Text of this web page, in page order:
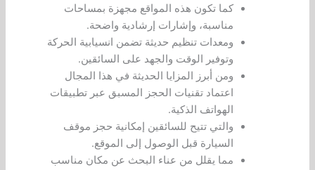
كما تكون هذه المواقع مجهزة بمساحات
مناسبة، وإشارات إرشادية واضحة.
ومعدات تنظيم حديثة تضمن انسيابية الحركة
وتوفير الوقت والجهد على السائقين.
ومن أبرز المزايا الحديثة في هذا المجال
اعتماد تقنيات الحجز المسبق عبر تطبيقات
الهواتف الذكية.
والتي تتيح للسائقين إمكانية حجز موقف
السيارة قبل الوصول إلى الموقع.
مما يقلل من عناء البحث عن مكان مناسب